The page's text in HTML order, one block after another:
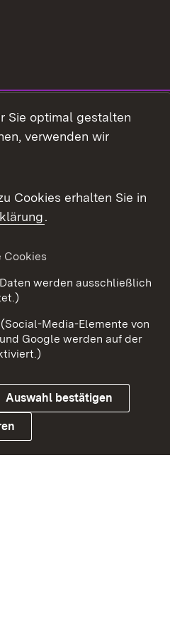
Barrierefreiheit
Cookies
Sie optimal gestalten
verwenden wir
Cookies erhalten Sie in
.
Cookies
werden ausschließlich
Media-Elemente von
Google werden auf der
Auswahl bestätigen